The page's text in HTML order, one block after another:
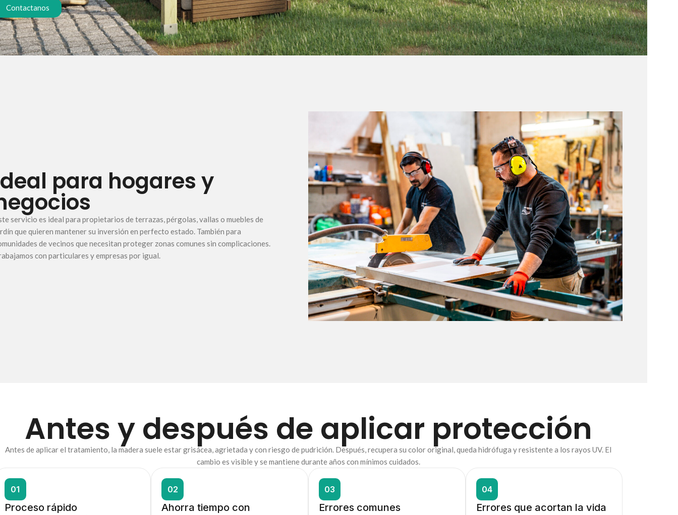
Contactanos
para hogares y
servicio es ideal para propietarios de terrazas, pérgolas, vallas o muebles de
que quieren mantener su inversión en perfecto estado. También para
de vecinos que necesitan proteger zonas comunes sin complicaciones.
con particulares y empresas por igual.
Antes y después de aplicar protección
Antes de aplicar el tratamiento, la madera suele estar grisácea, agrietada y con riesgo de pudrición. Después, recupera su color original, queda hidrófuga y resistente a los rayos UV. El
cambio es visible y se mantiene durante años con mínimos cuidados.
01
Proceso rápido
02
Ahorra tiempo con
03
Errores comunes
04
Errores que acortan la vida